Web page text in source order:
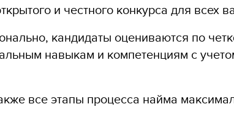
и честного конкурса для всех
кандидаты оцениваются по
навыкам и компетенциям с
все этапы процесса найма